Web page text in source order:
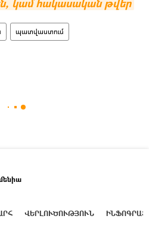
կամ հակասական թվեր
պատվաստում
ՎԵՐԼՈՒԾՈՒԹՅՈՒՆ